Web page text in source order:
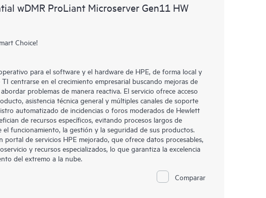
wDMR ProLiant Microserver Gen11 HW
Choice!
para el software y el hardware de HPE, de forma local y
centrarse en el crecimiento empresarial buscando mejoras de
problemas de manera reactiva. El servicio ofrece acceso
asistencia técnica general y múltiples canales de soporte
automatizado de incidencias o foros moderados de Hewlett
de recursos específicos, evitando procesos largos de
funcionamiento, la gestión y la seguridad de sus productos.
portal de servicios HPE mejorado, que ofrece datos procesables,
y recursos especializados, lo que garantiza la excelencia
del extremo a la nube.
Comparar